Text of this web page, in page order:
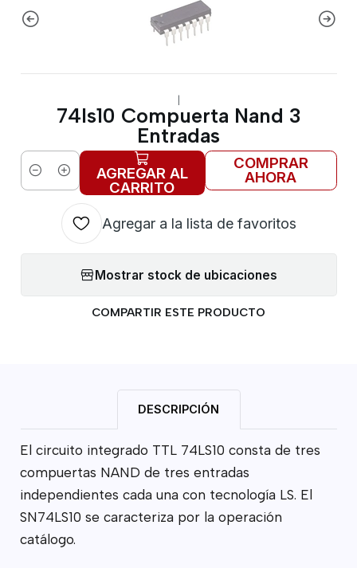
|
74ls10 Compuerta Nand 3
Entradas
Cantidad AGREGAR AL
CARRITO
COMPRAR
AHORA
Agregar a la lista de favoritos
Mostrar stock de ubicaciones
COMPARTIR ESTE PRODUCTO
DESCRIPCIÓN
El circuito integrado TTL 74LS10 consta de tres
compuertas NAND de tres entradas
independientes cada una con tecnología LS. El
SN74LS10 se caracteriza por la operación
catálogo.